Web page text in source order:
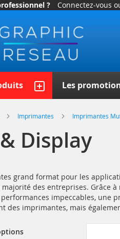
? Connectez-vous
Les
Imprimantes Imprimantes
Display
grand format pour les
des entreprises. Grâce
impeccables, une
des imprimantes, mais